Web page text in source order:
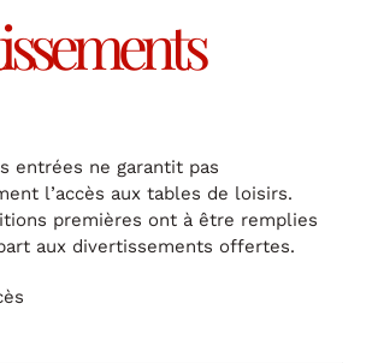
entrées ne garantit pas
l’accès aux tables de loisirs.
premières ont à être remplies
aux divertissements offertes.